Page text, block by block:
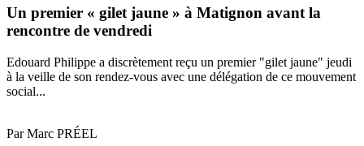
Un premier « gilet jaune » à Matignon avant la
rencontre de vendredi
Edouard Philippe a discrètement reçu un premier "gilet jaune" jeudi
à la veille de son rendez-vous avec une délégation de ce mouvement
social...
Par Marc PRÉEL